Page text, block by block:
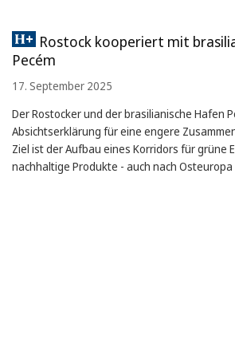
Rostock kooperiert mit
Pecém
17. September 2025
Der Rostocker und der brasilianische Hafen
Absichtserklärung für eine engere
Ziel ist der Aufbau eines Korridors für grüne
nachhaltige Produkte - auch nach Osteuropa